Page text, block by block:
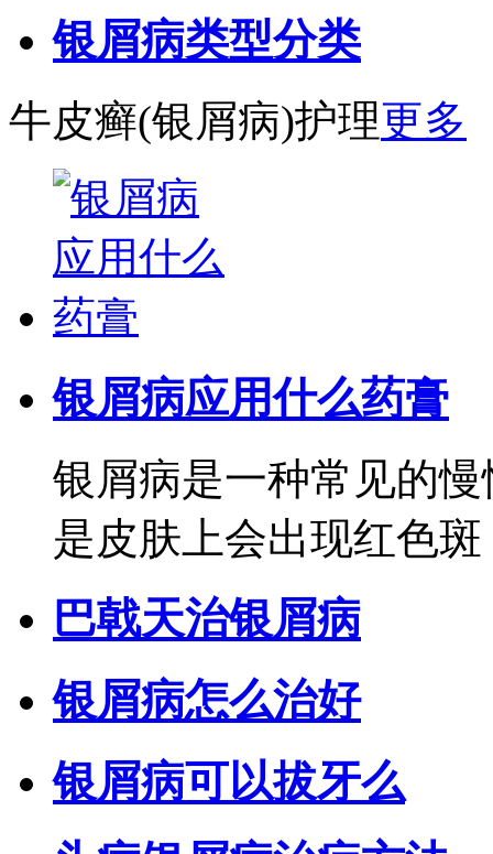
银屑病类型分类
牛皮癣(银屑病)护理更多
银屑病应用什么药膏
银屑病是一种常见的
是皮肤上会出现红色斑
巴戟天治银屑病
银屑病怎么治好
银屑病可以拔牙么